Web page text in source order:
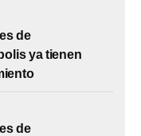
de
ya tienen
de